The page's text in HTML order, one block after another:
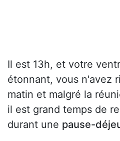
Il est 13h, et votre
étonnant, vous n'avez
matin et malgré la
il est grand temps de
durant une pause-